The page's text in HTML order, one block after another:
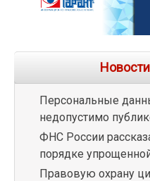
Персональные
недопустимо
ФНС России
порядке
Правовую охрану